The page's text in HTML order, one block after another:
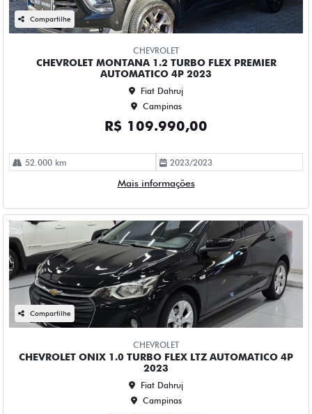
CHEVROLET ONIX 1.0 TURBO FLEX LTZ AUTOMATICO 4P
2023
Fiat Dahruj
Campinas
R$ 84.990,00
2023/2023
Mais informações
Compartilhe
CHEVROLET
CHEVROLET ONIX 1.0 TURBO FLEX LTZ MANUAL 4P 2023
Fiat Dahruj
Campinas
R$ 79.990,00
2022/2023
Mais informações